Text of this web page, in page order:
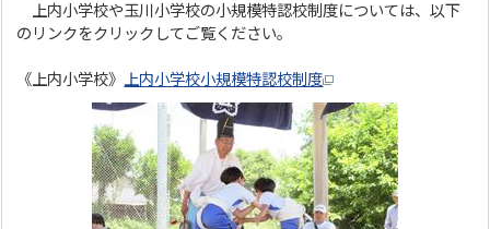
上内小学校や玉川小学校の小規模特認校制度については、以下
のリンクをクリックしてご覧ください。
《上内小学校》 上内小学校小規模特認校制度